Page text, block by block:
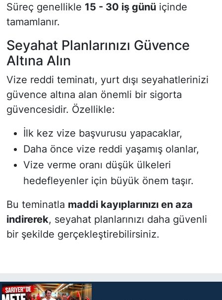
Süreç genellikle 15 - 30 iş günüiçinde
tamamlanır.
Seyahat Planlarınızı Güvence
Altına Alın
Vize reddi teminatı, yurt dışı seyahatlerinizi
güvence altına alan önemli bir sigorta
güvencesidir. Özellikle:
İlk kez vize başvurusu yapacaklar,
Daha önce vize reddi yaşamış olanlar,
Vize verme oranı düşük ülkeleri
hedefleyenler için büyük önem taşır.
Bu teminatla maddi kayıplarınızı en aza
indirerek, seyahat planlarınızı daha güvenli
bir şekilde gerçekleştirebilirsiniz.